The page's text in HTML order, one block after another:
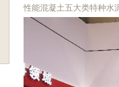
性能混凝土五大类特种水